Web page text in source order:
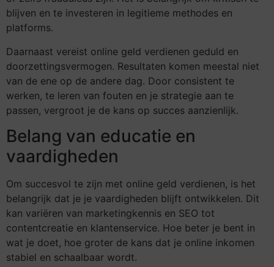
blijven en te investeren in legitieme methodes en
platforms.
Daarnaast vereist online geld verdienen geduld en
doorzettingsvermogen. Resultaten komen meestal niet
van de ene op de andere dag. Door consistent te
werken, te leren van fouten en je strategie aan te
passen, vergroot je de kans op succes aanzienlijk.
Belang van educatie en
vaardigheden
Om succesvol te zijn met online geld verdienen, is het
belangrijk dat je je vaardigheden blijft ontwikkelen. Dit
kan variëren van marketingkennis en SEO tot
contentcreatie en klantenservice. Hoe beter je bent in
wat je doet, hoe groter de kans dat je online inkomen
stabiel en schaalbaar wordt.